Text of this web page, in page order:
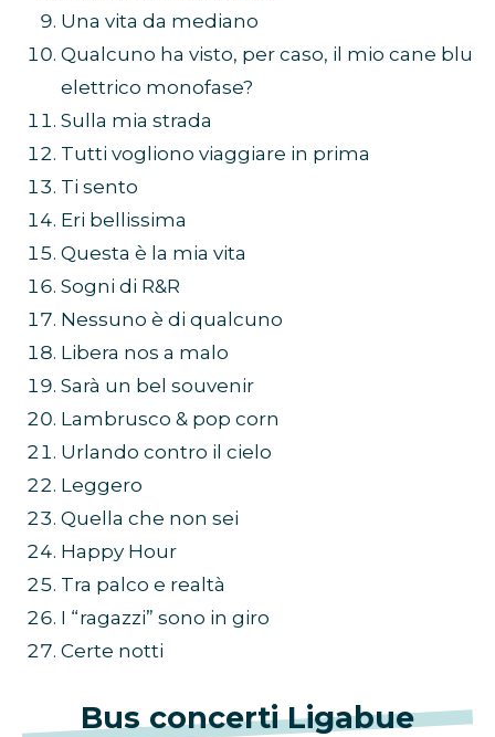
Una vita da mediano
Qualcuno ha visto, per caso, il mio cane blu
elettrico monofase?
Sulla mia strada
Tutti vogliono viaggiare in prima
Ti sento
Eri bellissima
Questa è la mia vita
Sogni di R&R
Nessuno è di qualcuno
Libera nos a malo
Sarà un bel souvenir
Lambrusco & pop corn
Urlando contro il cielo
Leggero
Quella che non sei
Happy Hour
Tra palco e realtà
I “ragazzi” sono in giro
Certe notti
Bus concerti Ligabue